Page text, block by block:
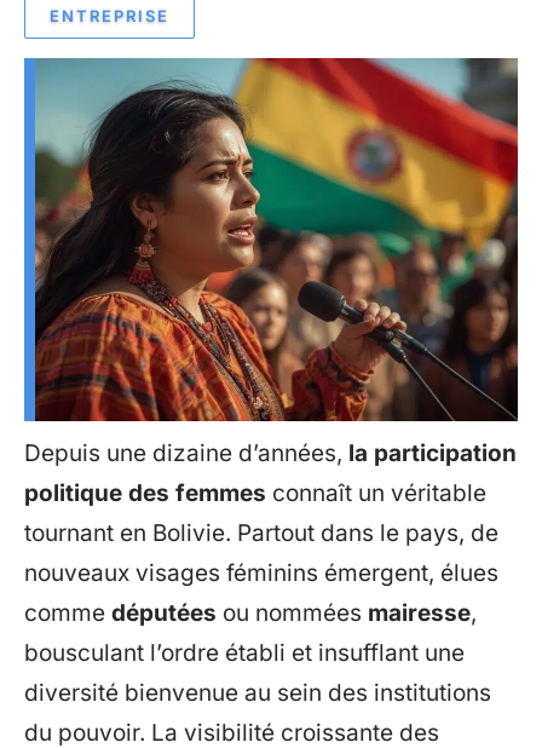
ENTREPRISE
Depuis une dizaine d’années, la participation
politique des femmes connaît un véritable
tournant en Bolivie. Partout dans le pays, de
nouveaux visages féminins émergent, élues
comme députées ou nommées mairesse,
bousculant l’ordre établi et insufflant une
diversité bienvenue au sein des institutions
du pouvoir. La visibilité croissante des